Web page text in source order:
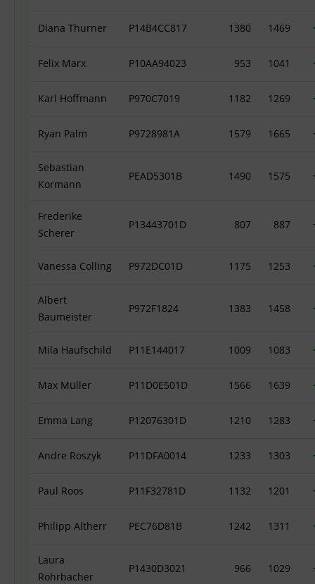
Diana Thurner P14B4CC817 1380 1469
Felix Marx P10AA94023 953 1041
Karl Hoffmann P970C7019 1182 1269
Ryan Palm P9728981A 1579 1665
Sebastian
Kormann
PEAD5301B 1490 1575
Frederike
Scherer
P13443701D 807 887
Vanessa Colling P972DC01D 1175 1253
Albert
Baumeister
P972F1824 1383 1458
Mila Haufschild P11E144017 1009 1083
Max Müller P11D0E501D 1566 1639
Emma Lang P12076301D 1210 1283
Andre Roszyk P11DFA0014 1233 1303
Paul Roos P11F32781D 1132 1201
Philipp Altherr PEC76D81B 1242 1311
Laura
Rohrbacher
P1430D3021 966 1029